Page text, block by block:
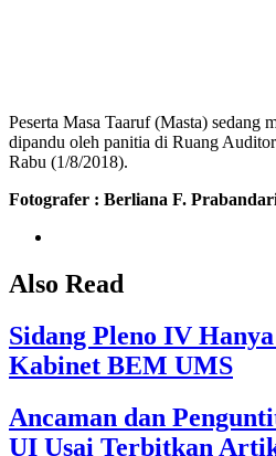
Peserta Masa Taaruf (Masta) sedang
dipandu oleh panitia di Ruang
Rabu (1/8/2018).
Fotografer : Berliana F.
Also Read
Sidang Pleno IV
Kabinet BEM UMS
Ancaman dan
UI Usai Terbitkan